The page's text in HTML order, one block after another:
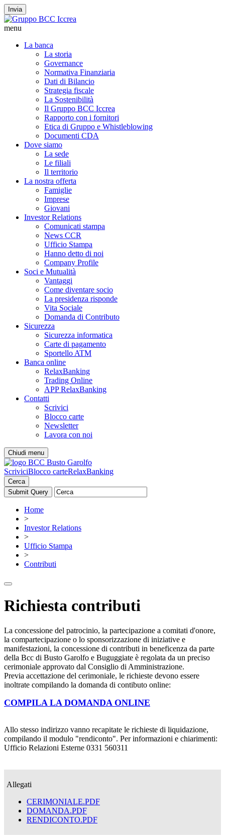
Invia
menu
La banca
La storia
Governance
Normativa Finanziaria
Dati di Bilancio
Strategia fiscale
La Sostenibilità
Il Gruppo BCC Iccrea
Rapporto con i fornitori
Etica di Gruppo e Whistleblowing
Documenti CDA
Dove siamo
La sede
Le filiali
Il territorio
La nostra offerta
Famiglie
Imprese
Giovani
Investor Relations
Comunicati stampa
News CCR
Ufficio Stampa
Hanno detto di noi
Company Profile
Soci e Mutualità
Vantaggi
Come diventare socio
La presidenza risponde
Vita Sociale
Domanda di Contributo
Sicurezza
Sicurezza informatica
Carte di pagamento
Sportello ATM
Banca online
RelaxBanking
Trading Online
APP RelaxBanking
Contatti
Scrivici
Blocco carte
Newsletter
Lavora con noi
Chiudi menu
ScriviciBlocco carteRelaxBanking
Cerca
Home
>
Investor Relations
>
Ufficio Stampa
>
Contributi
Richiesta contributi
La concessione del patrocinio, la partecipazione a comitati d'onore,
la compartecipazione o lo sponsorizzazione di iniziative e
manifestazioni, la concessione di contributi in beneficenza da parte
della Bcc di Busto Garolfo e Buguggiate è regolata da un preciso
cerimoniale approvato dal Consiglio di Amministrazione.
Previa accettazione del cerimoniale, le richieste devono essere
inoltrate compilando la domanda di contibuto online:
COMPILA LA DOMANDA ONLINE
Allo stesso indirizzo vanno recapitate le richieste di liquidazione,
compilando il modulo "rendiconto". Per informazioni e chiarimenti:
Ufficio Relazioni Esterne 0331 560311
Allegati
CERIMONIALE.PDF
DOMANDA.PDF
RENDICONTO.PDF